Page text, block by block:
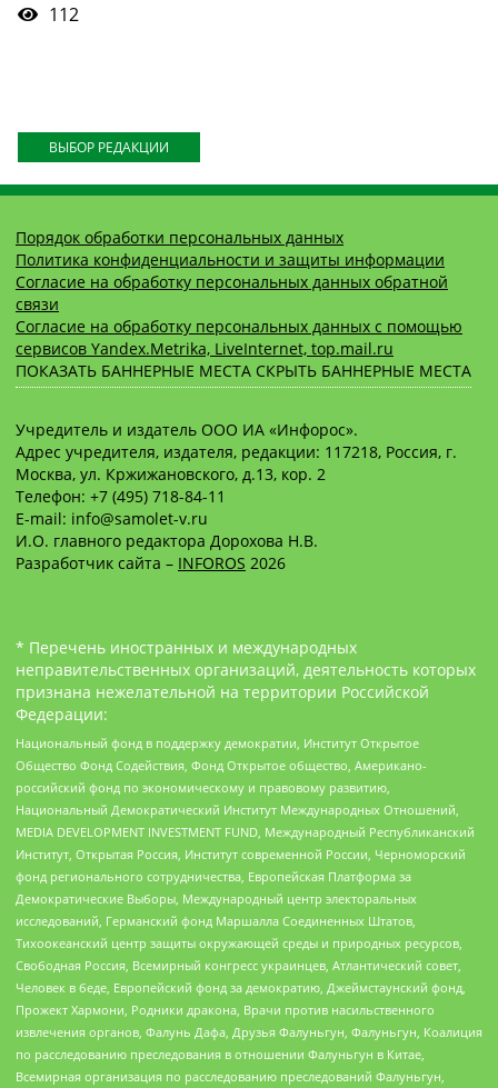
112
ВЫБОР РЕДАКЦИИ
Порядок обработки персональных данных
Политика конфиденциальности и защиты информации
Согласие на обработку персональных данных обратной
связи
Согласие на обработку персональных данных с помощью
сервисов Yandex.Metrika, LiveInternet, top.mail.ru
ПОКАЗАТЬ БАННЕРНЫЕ МЕСТА СКРЫТЬ БАННЕРНЫЕ МЕСТА
Учредитель и издатель ООО ИА «Инфорос».
Адрес учредителя, издателя, редакции: 117218, Россия, г.
Москва, ул. Кржижановского, д.13, кор. 2
Телефон: +7 (495) 718-84-11
E-mail: info@samolet-v.ru
И.О. главного редактора Дорохова Н.В.
Разработчик сайта – INFOROS 2026
* Перечень иностранных и международных
неправительственных организаций, деятельность которых
признана нежелательной на территории Российской
Федерации:
Национальный фонд в поддержку демократии, Институт Открытое
Общество Фонд Содействия, Фонд Открытое общество, Американо-
российский фонд по экономическому и правовому развитию,
Национальный Демократический Институт Международных Отношений,
MEDIA DEVELOPMENT INVESTMENT FUND, Международный Республиканский
Институт, Открытая Россия, Институт современной России, Черноморский
фонд регионального сотрудничества, Европейская Платформа за
Демократические Выборы, Международный центр электоральных
исследований, Германский фонд Маршалла Соединенных Штатов,
Тихоокеанский центр защиты окружающей среды и природных ресурсов,
Свободная Россия, Всемирный конгресс украинцев, Атлантический совет,
Человек в беде, Европейский фонд за демократию, Джеймстаунский фонд,
Прожект Хармони, Родники дракона, Врачи против насильственного
извлечения органов, Фалунь Дафа, Друзья Фалуньгун, Фалуньгун, Коалиция
по расследованию преследования в отношении Фалуньгун в Китае,
Всемирная организация по расследованию преследований Фалуньгун,